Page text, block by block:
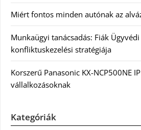
Miért fontos minden autónak az
Munkaügyi tanácsadás: Fiák
konfliktuskezelési stratégiája
Korszerű Panasonic KX-NCP500NE
vállalkozásoknak
Kategóriák